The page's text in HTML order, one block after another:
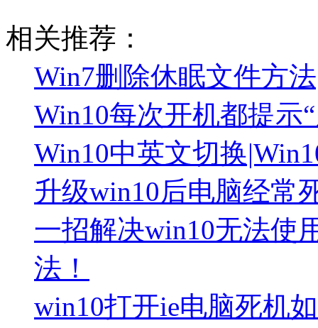
相关推荐：
Win7删除休眠文件方
Win10每次开机都提示
Win10中英文切换
升级win10后电脑经常
一招解决win10无法使
法！
win10打开ie电脑死机